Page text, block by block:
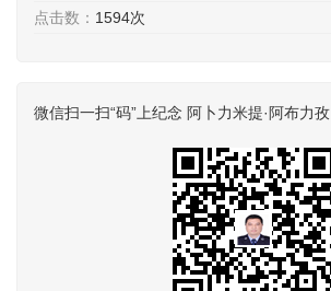
点击数： 1594次
微信扫一扫“码”上纪念 阿卜力米提·阿布力孜